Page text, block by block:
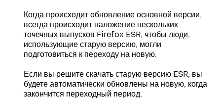
Когда происходит обновление основной версии,
всегда происходит наложение нескольких
точечных выпусков Firefox ESR, чтобы люди,
использующие старую версию, могли
подготовиться к переходу на новую.
Если вы решите скачать старую версию ESR, вы
будете автоматически обновлены на новую, когда
закончится переходный период.